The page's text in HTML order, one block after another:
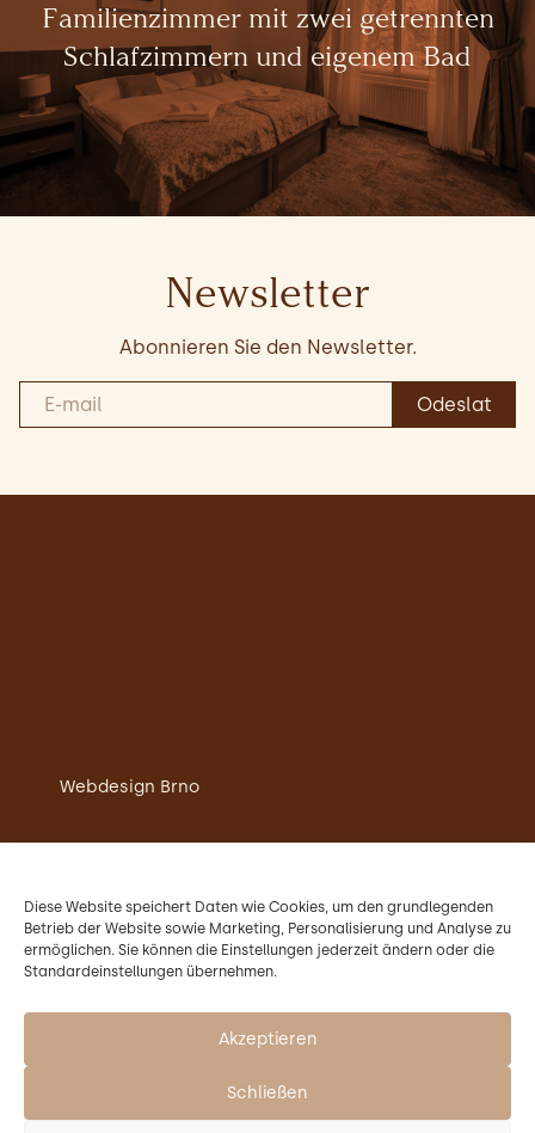
Diese Website speichert Daten wie Cookies, um den grundlegenden
Betrieb der Website sowie Marketing, Personalisierung und Analyse zu
ermöglichen. Sie können die Einstellungen jederzeit ändern oder die
Standardeinstellungen übernehmen.
Akzeptieren
Schließen
Familienzimmer mit zwei getrennten
Schlafzimmern und eigenem Bad
Newsletter
Abonnieren Sie den Newsletter.
Webdesign Brno
Unterkunft
Hochzeit
Konferenzen
Kontakt
Mendel-Universität in Brünn.